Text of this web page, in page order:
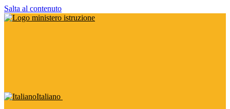
Salta al contenuto
Italiano